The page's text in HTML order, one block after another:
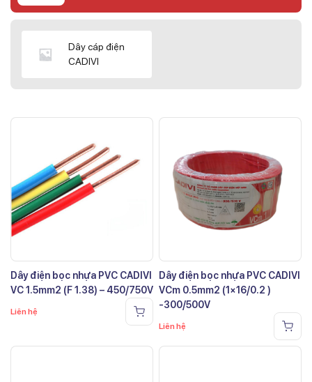
Dây cáp điện
CADIVI
Dây điện bọc nhựa PVC CADIVI
VC 1.5mm2 (F 1.38) – 450/750V
Liên hệ
Dây điện bọc nhựa PVC CADIVI
VCm 0.5mm2 (1×16/0.2 )
-300/500V
Liên hệ